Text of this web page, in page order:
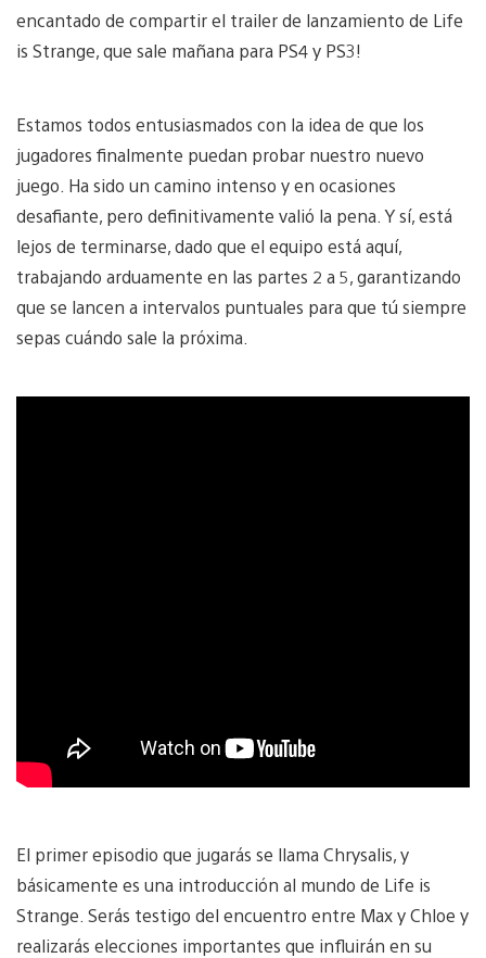
encantado de compartir el trailer de lanzamiento de Life
is Strange, que sale mañana para PS4 y PS3!
Estamos todos entusiasmados con la idea de que los
jugadores finalmente puedan probar nuestro nuevo
juego. Ha sido un camino intenso y en ocasiones
desafiante, pero definitivamente valió la pena. Y sí, está
lejos de terminarse, dado que el equipo está aquí,
trabajando arduamente en las partes 2 a 5, garantizando
que se lancen a intervalos puntuales para que tú siempre
sepas cuándo sale la próxima.
El primer episodio que jugarás se llama Chrysalis, y
básicamente es una introducción al mundo de Life is
Strange. Serás testigo del encuentro entre Max y Chloe y
realizarás elecciones importantes que influirán en su